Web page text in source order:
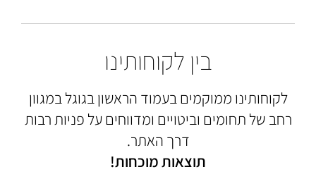
בין לקוחותינו
לקוחותינו ממוקמים בעמוד הראשון בגוגל במגוון
רחב של תחומים וביטויים ומדווחים על פניות רבות
דרך האתר.
תוצאות מוכחות!